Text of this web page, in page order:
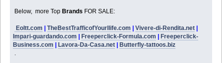
Below, more TopBrands FOR SALE:
Eoltt.com |TheBestTrafficofYourllife.com |Vivere-di-Rendita.net |
Impari-guardando.com |Freeperclick-Formula.com |Freeperclick-
Business.com |Lavora-Da-Casa.net |Butterfly-tattoos.biz